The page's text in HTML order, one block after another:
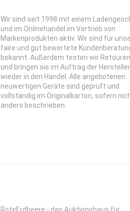
Wir sind seit 1998 mit einem
und im Onlinehandel im Vertrieb von
Markenprodukten aktiv. Wir sind für
faire und gut bewertete
bekannt. Außerdem testen wir
und bringen sie im Auftrag der Hersteller
wieder in den Handel. Alle angebotenen
neuwertigen Geräte sind geprüft und
vollständig im Originalkarton, sofern
anders beschrieben.